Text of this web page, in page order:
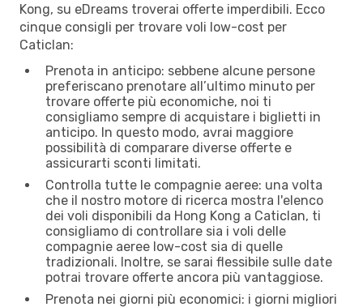
Kong, su eDreams troverai offerte imperdibili. Ecco
cinque consigli per trovare voli low-cost per
Caticlan:
Prenota in anticipo: sebbene alcune persone
preferiscano prenotare all’ultimo minuto per
trovare offerte più economiche, noi ti
consigliamo sempre di acquistare i biglietti in
anticipo. In questo modo, avrai maggiore
possibilità di comparare diverse offerte e
assicurarti sconti limitati.
Controlla tutte le compagnie aeree: una volta
che il nostro motore di ricerca mostra l'elenco
dei voli disponibili da Hong Kong a Caticlan, ti
consigliamo di controllare sia i voli delle
compagnie aeree low-cost sia di quelle
tradizionali. Inoltre, se sarai flessibile sulle date
potrai trovare offerte ancora più vantaggiose.
Prenota nei giorni più economici: i giorni migliori